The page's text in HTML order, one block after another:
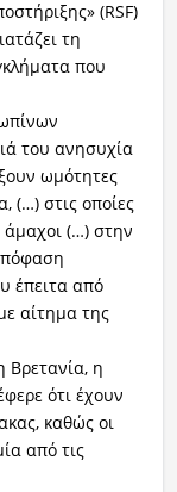
(RSF)
τη
που
του ανησυχία
ωμότητες
(…) στις οποίες
άμαχοι (…) στην
έπειτα από
αίτημα της
Βρετανία, η
ότι έχουν
καθώς οι
από τις